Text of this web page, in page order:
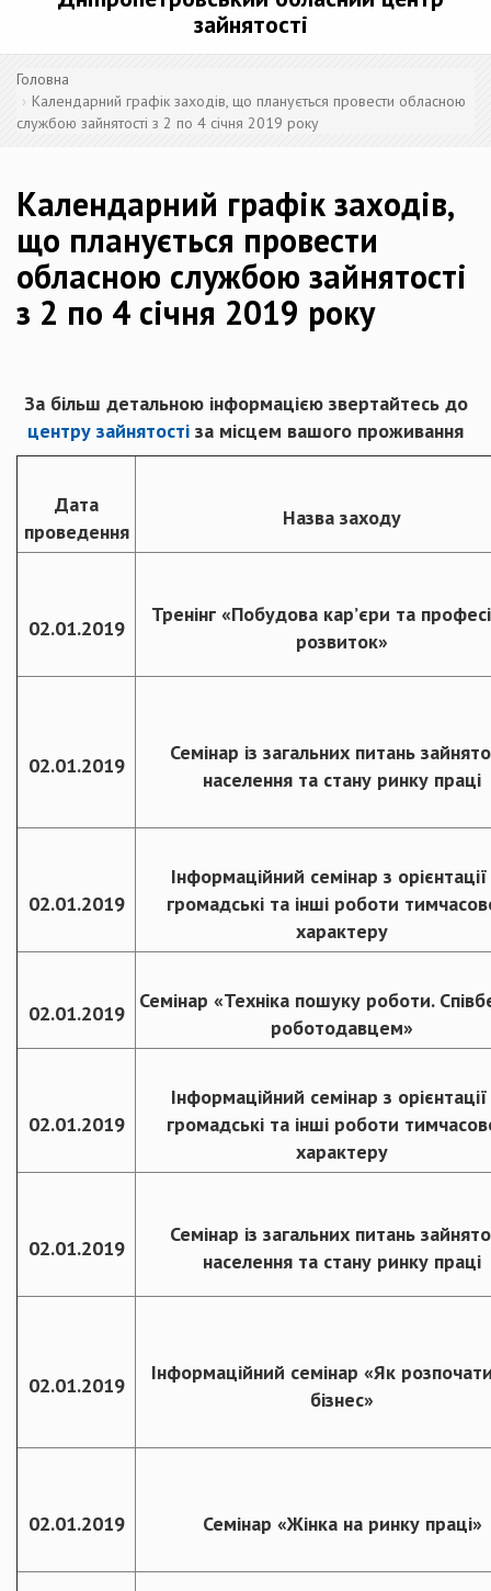
зайнятості
Головна
Календарний графік заходів, що планується провести обласною
службою зайнятості з 2 по 4 січня 2019 року
Календарний графік заходів,
що планується провести
обласною службою зайнятості
з 2 по 4 січня 2019 року
За більш детальною інформацією звертайтесь до
центру зайнятості за місцем вашого проживання
Дата
проведення
Назва заходу
02.01.2019
Тренінг «Побудова кар’єри та
розвиток»
02.01.2019
Семінар із загальних питань
населення та стану ринку праці
02.01.2019
Інформаційний семінар з
громадські та інші роботи
характеру
02.01.2019
Семінар «Техніка пошуку роботи.
роботодавцем»
02.01.2019
Інформаційний семінар з
громадські та інші роботи
характеру
02.01.2019
Семінар із загальних питань
населення та стану ринку праці
02.01.2019
Інформаційний семінар «Як
бізнес»
02.01.2019 Семінар «Жінка на ринку праці»